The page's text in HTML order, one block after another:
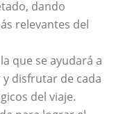
dando
relevantes del
que se ayudará a
disfrutar de cada
del viaje.